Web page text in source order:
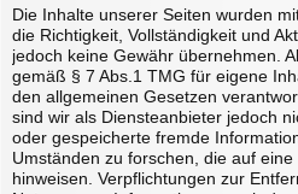
Die Inhalte unserer Seiten wurden
die Richtigkeit, Vollständigkeit und
jedoch keine Gewähr übernehmen.
gemäß § 7 Abs.1 TMG für eigene
den allgemeinen Gesetzen
sind wir als Diensteanbieter jedoch
oder gespeicherte fremde
Umständen zu forschen, die auf
hinweisen. Verpflichtungen zur